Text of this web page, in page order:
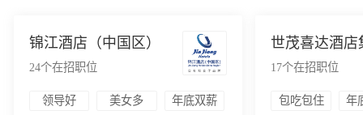
锦江酒店（中国区）
24个在招职位
领导好 美女多 年底双薪
世茂喜达酒店
17个在招职位
包吃包住 年